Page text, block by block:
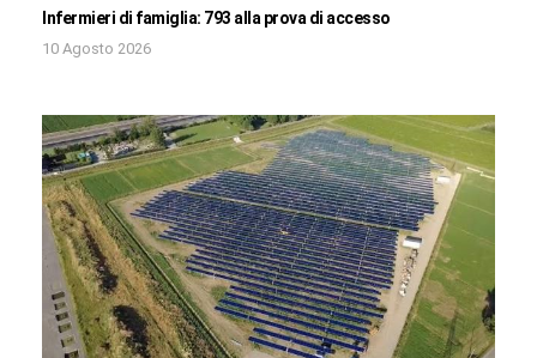
Infermieri di famiglia: 793 alla prova di accesso
10 Agosto 2026